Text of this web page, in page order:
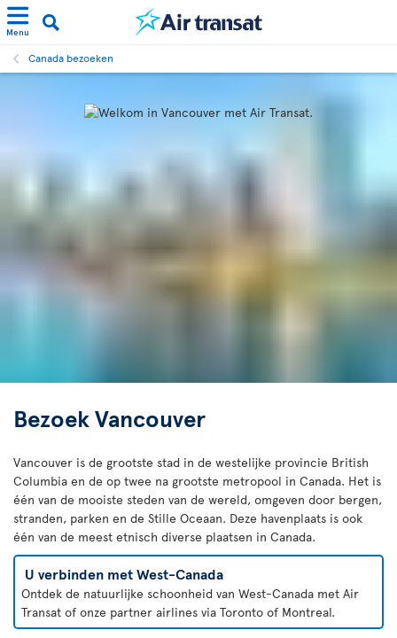
Menu
Canada bezoeken
Bezoek Vancouver
Vancouver is de grootste stad in de westelijke provincie British
Columbia en de op twee na grootste metropool in Canada. Het is
één van de mooiste steden van de wereld, omgeven door bergen,
stranden, parken en de Stille Oceaan. Deze havenplaats is ook
één van de meest etnisch diverse plaatsen in Canada.
U verbinden met West-Canada
Ontdek de natuurlijke schoonheid van West-Canada met Air
Transat of onze partner airlines via Toronto of Montreal.